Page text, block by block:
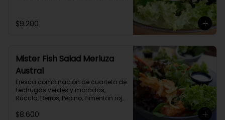
limoneta casera.
$9.200
Mister Fish Salad Merluza
Austral
Fresca combinación de cuarteto de
Lechugas verdes y moradas,
Rúcula, Berros, Pepino, Pimentón rojo,
cubos de Merluza Austral
$8.600